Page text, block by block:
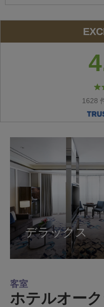
1628
デラックス
ヒノキ湯
プリミアコナ
パレススイー
客室
ホテルオー